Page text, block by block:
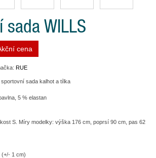
sada WILLS
cena
RUE
sada kalhot a tílka
5 % elastan
S. Míry modelky: výška 176 cm, poprsí 90 cm, pas 62
(+/- 1 cm)